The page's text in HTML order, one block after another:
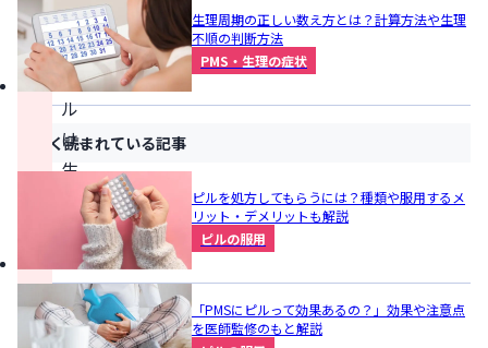
用
量
ピ
ル
は、
生
の
改
善
生理周期の正しい数え方とは？計算方法や生理
不順の判断方法
PMS・生理の症状
よく読まれている記事
ピルを処方してもらうには？種類や服用するメ
リット・デメリットも解説
ピルの服用
「PMSにピルって効果あるの？」効果や注意点
を医師監修のもと解説